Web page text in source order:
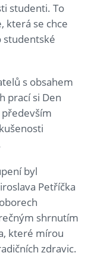
studenti. To
která se chce
studentské
s obsahem
prací si Den
byl
Petříčka
shrnutím
které mírou
zdravic.